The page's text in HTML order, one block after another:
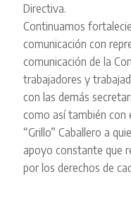
Directiva.
Continuamos
comunicación con
comunicación de la
trabajadores y
con las demás
como así también con
“Grillo” Caballero a
apoyo constante que
por los derechos de